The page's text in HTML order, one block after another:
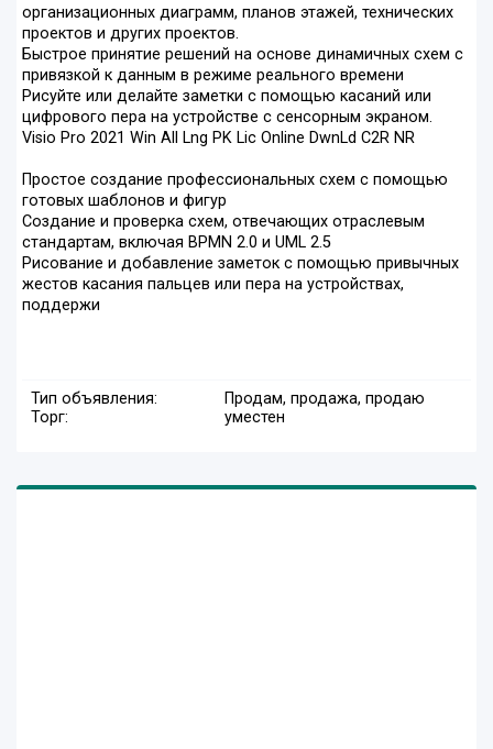
организационных диаграмм, планов этажей, технических
проектов и других проектов.
Быстрое принятие решений на основе динамичных схем с
привязкой к данным в режиме реального времени
Рисуйте или делайте заметки с помощью касаний или
цифрового пера на устройстве с сенсорным экраном.
Visio Pro 2021 Win All Lng PK Lic Online DwnLd C2R NR
Простое создание профессиональных схем с помощью
готовых шаблонов и фигур
Создание и проверка схем, отвечающих отраслевым
стандартам, включая BPMN 2.0 и UML 2.5
Рисование и добавление заметок с помощью привычных
жестов касания пальцев или пера на устройствах,
поддержи
Тип объявления:
Продам, продажа, продаю
Торг:
уместен